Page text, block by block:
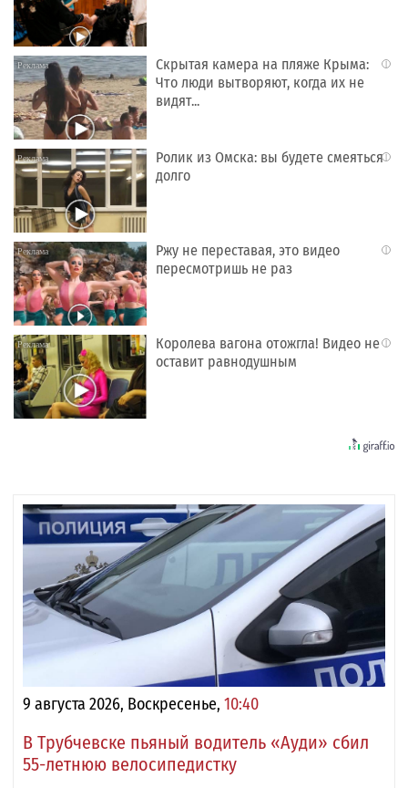
i
Скрытая камера на пляже Крыма:
Что люди вытворяют, когда их не
видят...
i
Ролик из Омска: вы будете смеяться
долго
i
Ржу не переставая, это видео
пересмотришь не раз
i
Королева вагона отожгла! Видео не
оставит равнодушным
9 августа 2026, Воскресенье, 10:40
В Трубчевске пьяный водитель «Ауди» сбил
55-летнюю велосипедистку